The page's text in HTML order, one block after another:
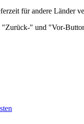
für andere Länder
" und "Vor-